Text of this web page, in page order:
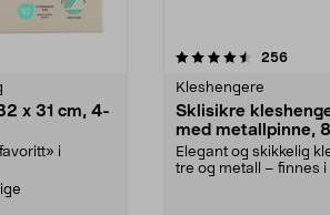
x 31 cm, 4-
i
256
Kleshengere
Sklisikre
med metallpinne,
Elegant og skikkelig
tre og metall – finnes i
4.5av 5